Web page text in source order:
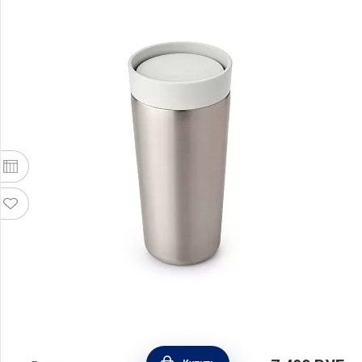
Термокружка Make & Take 360 мл, белый,